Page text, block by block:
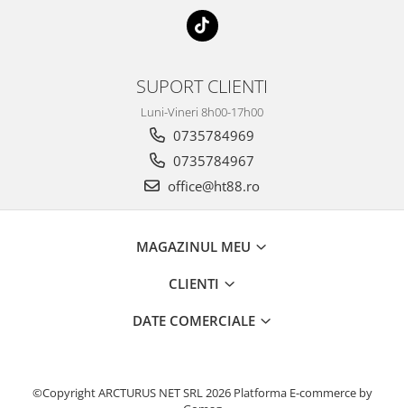
SUPORT CLIENTI
Luni-Vineri 8h00-17h00
0735784969
0735784967
office@ht88.ro
MAGAZINUL MEU
CLIENTI
DATE COMERCIALE
©Copyright ARCTURUS NET SRL 2026 Platforma E-commerce by